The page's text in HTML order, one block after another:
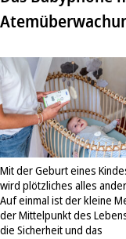
Mit der Geburt eines
wird plötzliches alles
Auf einmal ist der kleine
der Mittelpunkt des
die Sicherheit und das